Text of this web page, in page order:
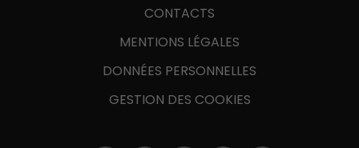
CONTACTS
MENTIONS LÉGALES
DONNÉES PERSONNELLES
GESTION DES COOKIES